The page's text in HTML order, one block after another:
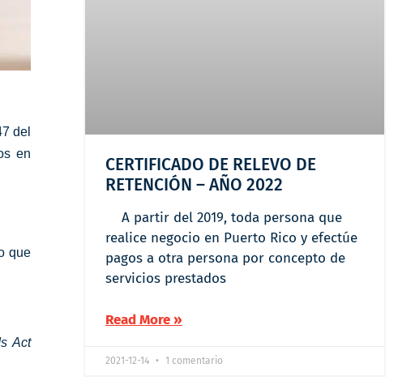
del
en
que
Act
CERTIFICADO DE RELEVO DE
RETENCIÓN – AÑO 2022
A partir del 2019, toda persona que
realice negocio en Puerto Rico y efectúe
pagos a otra persona por concepto de
servicios prestados
Read More »
2021-12-14 1 comentario